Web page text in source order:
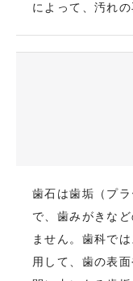
によって、汚れ
歯石は歯垢（プ
で、歯みがきな
ません。歯科で
用して、歯の表